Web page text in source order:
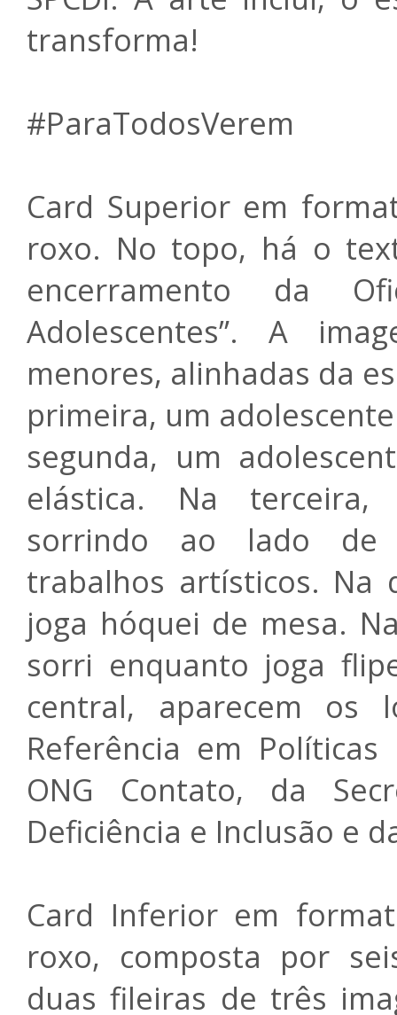
transforma!
#ParaTodosVerem
Card Superior em
roxo. No topo, há o
encerramento da
Adolescentes”.A
menores, alinhadas da
primeira, um
segunda, um
elástica. Na terceira,
sorrindo ao lado de
trabalhos artísticos. Na
joga hóquei de mesa.
sorri enquanto joga
central, aparecem os
Referência em
ONG Contato, da
Deficiência e Inclusão e
Card Inferior em
roxo, composta por
duas fileiras de três